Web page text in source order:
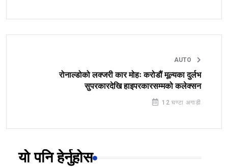
AUTO
रोनाल्डोको लक्जरी कार मोहः करोडौं मूल्यका दुर्लभ
सुपरकारदेखि हाइपरकारसम्मको कलेक्सन
12 घण्टा अगाडी
यो पनि हेर्नुहोस